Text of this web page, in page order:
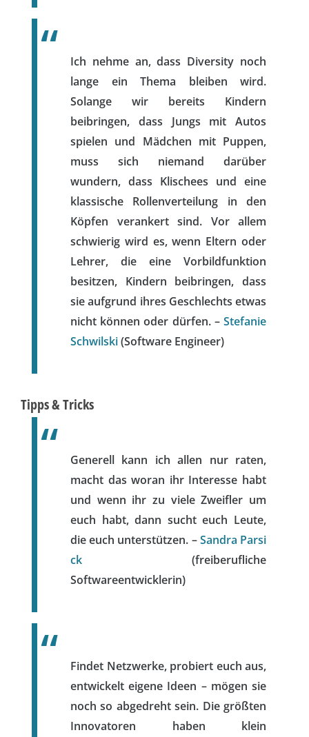
Ich nehme an, dass Diversity noch
lange ein Thema bleiben wird.
Solange wir bereits Kindern
beibringen, dass Jungs mit Autos
spielen und Mädchen mit Puppen,
muss sich niemand darüber
wundern, dass Klischees und eine
klassische Rollenverteilung in den
Köpfen verankert sind. Vor allem
schwierig wird es, wenn Eltern oder
Lehrer, die eine Vorbildfunktion
besitzen, Kindern beibringen, dass
sie aufgrund ihres Geschlechts etwas
nicht können oder dürfen. – Stefanie
Schwilski(Software Engineer)
Tipps & Tricks
Generell kann ich allen nur raten,
macht das woran ihr Interesse habt
und wenn ihr zu viele Zweifler um
euch habt, dann sucht euch Leute,
die euch unterstützen. –Sandra Parsi
ck (freiberufliche
Softwareentwicklerin)
Findet Netzwerke, probiert euch aus,
entwickelt eigene Ideen – mögen sie
noch so abgedreht sein. Die größten
Innovatoren haben klein